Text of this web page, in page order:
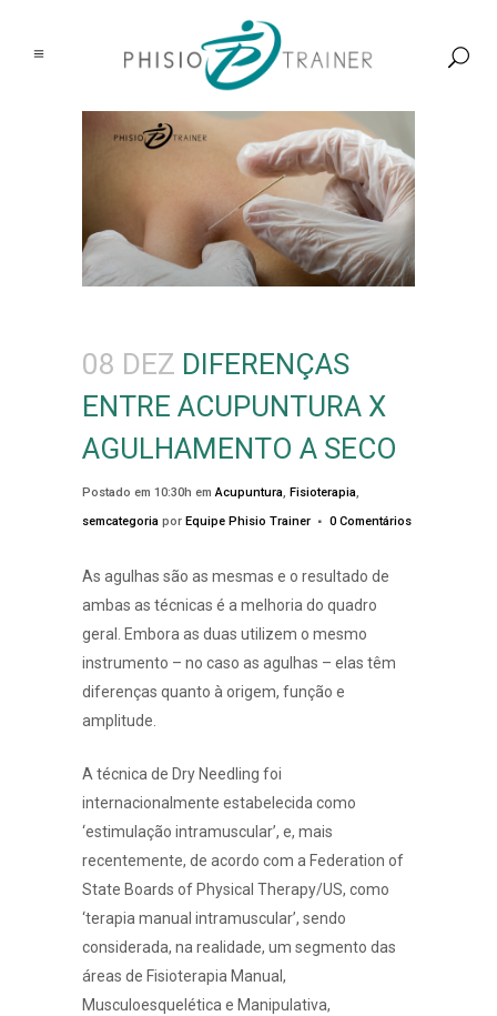
08 DEZ DIFERENÇAS
ENTRE ACUPUNTURA X
AGULHAMENTO A SECO
Postado em 10:30h emAcupuntura, Fisioterapia,
semcategoria por Equipe Phisio Trainer 0 Comentários
As agulhas são as mesmas e o resultado de
ambas as técnicas é a melhoria do quadro
geral. Embora as duas utilizem o mesmo
instrumento – no caso as agulhas – elas têm
diferenças quanto à origem, função e
amplitude.
A técnica de Dry Needling foi
internacionalmente estabelecida como
‘estimulação intramuscular’, e, mais
recentemente, de acordo com a Federation of
State Boards of Physical Therapy/US, como
‘terapia manual intramuscular’, sendo
considerada, na realidade, um segmento das
áreas de Fisioterapia Manual,
Musculoesquelética e Manipulativa,